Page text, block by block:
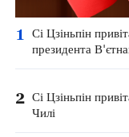
1
Сі Цзіньпін
президента
2 Сі Цзіньпін
Чилі